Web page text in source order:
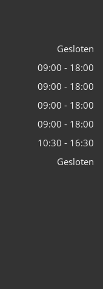
Gesloten
09:00 - 18:00
09:00 - 18:00
09:00 - 18:00
09:00 - 18:00
10:30 - 16:30
Gesloten